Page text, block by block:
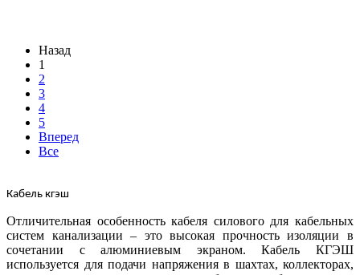
Назад
1
2
3
4
5
Вперед
Все
Кабель кгэш
Отличительная особенность кабеля силового для кабельных
систем канализации – это высокая прочность изоляции в
сочетании с алюминиевым экраном. Кабель КГЭШ
используется для подачи напряжения в шахтах, коллекторах,